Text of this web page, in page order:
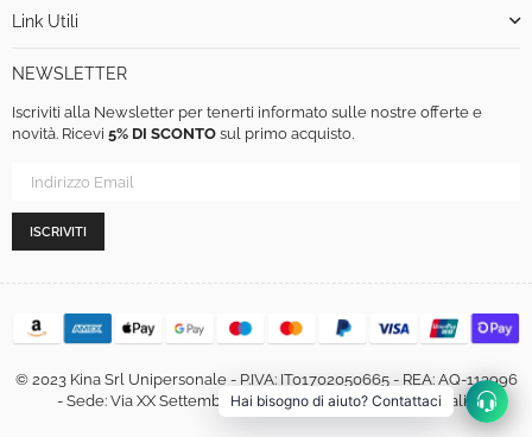
Link Utili
NEWSLETTER
Iscriviti alla Newsletter per tenerti informato sulle nostre offerte e
novità. Ricevi 5% DI SCONTO sul primo acquisto.
ISCRIVITI
© 2023 Kina Srl Unipersonale - P.IVA: IT01702050665 - REA: AQ-113996
- Sede: Via XX Settembre, 460, 67051 Avezzano (AQ) - Italia
Hai bisogno di aiuto? Contattaci